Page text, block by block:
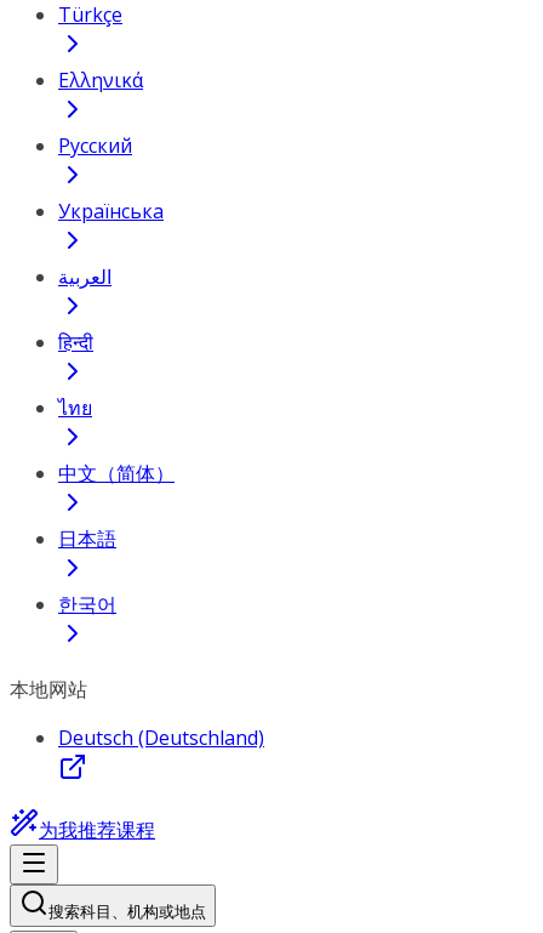
Türkçe
Ελληνικά
Русский
Українська
العربية
हिन्दी
ไทย
中文（简体）
日本語
한국어
本地网站
Deutsch (Deutschland)
为我推荐课程
搜索科目、机构或地点